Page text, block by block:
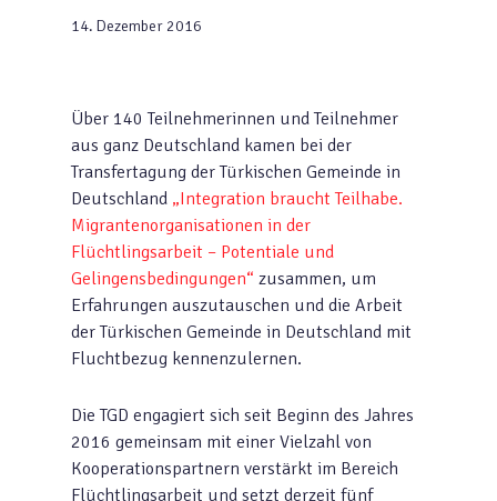
14. Dezember 2016
Über 140 Teilnehmerinnen und Teilnehmer
aus ganz Deutschland kamen bei der
Transfertagung der Türkischen Gemeinde in
Deutschland „Integration braucht Teilhabe.
Migrantenorganisationen in der
Flüchtlingsarbeit – Potentiale und
Gelingensbedingungen“ zusammen, um
Erfahrungen auszutauschen und die Arbeit
der Türkischen Gemeinde in Deutschland mit
Fluchtbezug kennenzulernen.
Die TGD engagiert sich seit Beginn des Jahres
2016 gemeinsam mit einer Vielzahl von
Kooperationspartnern verstärkt im Bereich
Flüchtlingsarbeit und setzt derzeit fünf